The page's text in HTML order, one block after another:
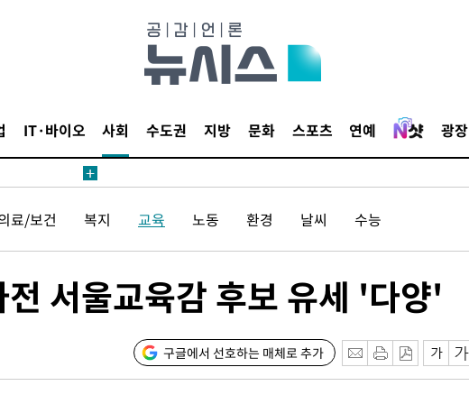
IT·바이오 사회 수도권 지방 문화 스포츠 연예 광장
야 계속[다음
안겨드려 죄
발견
야 계속[다음
안겨드려 죄
료/보건 복지 교육 노동 환경 날씨 수능
서울교육감 후보 유세 '다양'
구글에서 선호하는 매체로 추가